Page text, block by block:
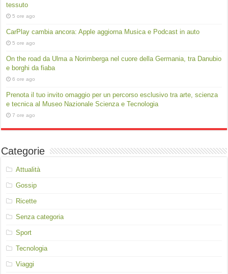
tessuto
5 ore ago
CarPlay cambia ancora: Apple aggiorna Musica e Podcast in auto
5 ore ago
On the road da Ulma a Norimberga nel cuore della Germania, tra Danubio
e borghi da fiaba
6 ore ago
Prenota il tuo invito omaggio per un percorso esclusivo tra arte, scienza
e tecnica al Museo Nazionale Scienza e Tecnologia
7 ore ago
Categorie
Attualità
Gossip
Ricette
Senza categoria
Sport
Tecnologia
Viaggi